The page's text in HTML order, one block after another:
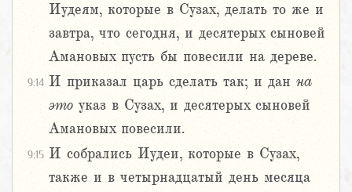
Иудеям, которые в Сузах, делать то же и
завтра, что сегодня, и десятерых сыновей
Амановых пусть бы повесили на дереве.
9:14 И приказал царь сделать так; и дан на
это указ в Сузах, и десятерых сыновей
Амановых повесили.
9:15 И собрались Иудеи, которые в Сузах,
также и в четырнадцатый день месяца